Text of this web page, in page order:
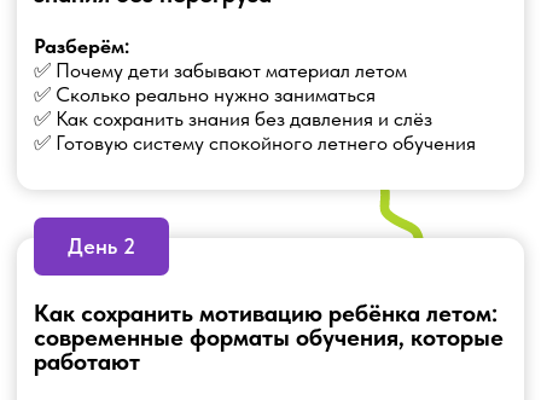
🎁 После регистрации — подарок:
«Летний образовательный план для ребёнка 1–8 классов»
ЗАРЕГИСТРИРОВАТЬСЯ И ПОЛУЧИТЬ
ПОДАРОК
Выберите формат участия
Получите доступ ко всем материалам
практикума и готовым инструментам для
спокойного и эффективного лета ребёнка.